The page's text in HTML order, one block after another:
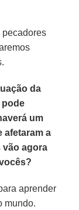
pecadores
da
pode
um
afetaram a
vão agora
aprender
mundo.